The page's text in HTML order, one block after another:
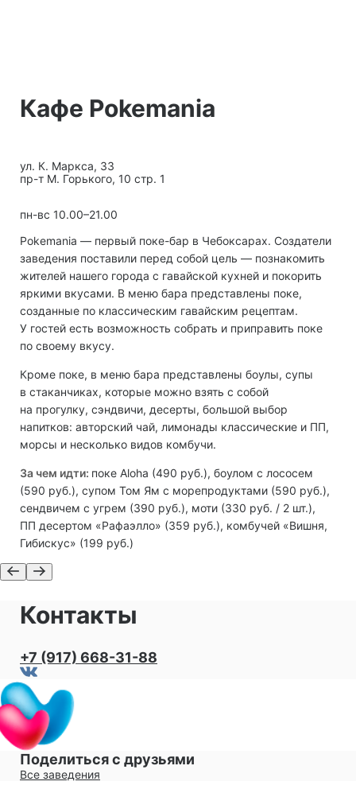
Кафе Pokemania
ул. К. Маркса, 33
пр-т М. Горького, 10 стр. 1
пн-вс 10.00–21.00
Pokemania — первый поке-бар в Чебоксарах. Создатели
заведения поставили перед собой цель — познакомить
жителей нашего города с гавайской кухней и покорить
яркими вкусами. В меню бара представлены поке,
созданные по классическим гавайским рецептам.
У гостей есть возможность собрать и приправить поке
по своему вкусу.
Кроме поке, в меню бара представлены боулы, супы
в стаканчиках, которые можно взять с собой
на прогулку, сэндвичи, десерты, большой выбор
напитков: авторский чай, лимонады классические и ПП,
морсы и несколько видов комбучи.
За чем идти: поке Aloha (490 руб.), боулом с лососем
(590 руб.), супом Том Ям с морепродуктами (590 руб.),
сендвичем с угрем (390 руб.), моти (330 руб. / 2 шт.),
ПП десертом «Рафаэлло» (359 руб.), комбучей «Вишня,
Гибискус» (199 руб.)
Контакты
+7 (917) 668-31-88
Поделиться с друзьями
Все заведения